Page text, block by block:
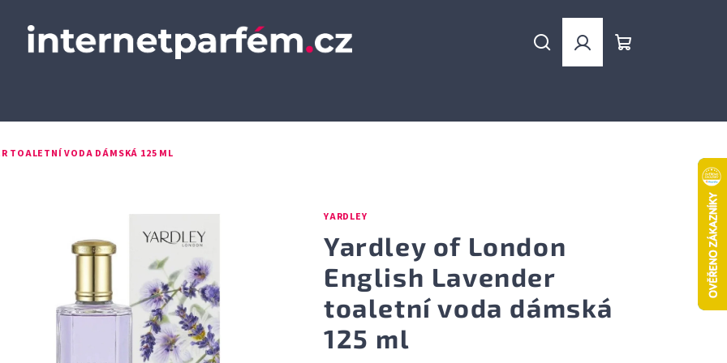
HledatPřihlášení
TOALETNÍ VODA DÁMSKÁ 125 ML
YARDLEY
Yardley of London
English Lavender
toaletní voda dámská
125 ml